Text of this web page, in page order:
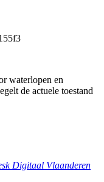
waterlopen en
de actuele toestand
Digitaal Vlaanderen